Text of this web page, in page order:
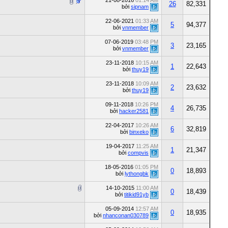
bởi sipnam 26 82,331
22-06-2021 01:33 AM
bởi vnmember 5 94,377
07-06-2019 03:48 PM
bởi vnmember 3 23,165
23-11-2018 10:15 AM
bởi thuy19 1 22,643
23-11-2018 10:09 AM
bởi thuy19 2 23,632
09-11-2018 10:26 PM
bởi hacker2581 4 26,735
22-04-2017 10:26 AM
bởi binxeko 6 32,819
19-04-2017 11:25 AM
bởi compvis 1 21,347
18-05-2016 01:05 PM
bởi lythongbk 0 18,893
14-10-2015 11:00 AM
bởi titikid91yb 0 18,439
05-09-2014 12:57 AM
bởi nhanconan030789 0 18,935